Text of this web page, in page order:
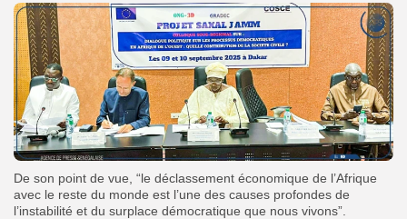
De son point de vue, “le déclassement économique de l’Afrique
avec le reste du monde est l’une des causes profondes de
l’instabilité et du surplace démocratique que nous vivons”.